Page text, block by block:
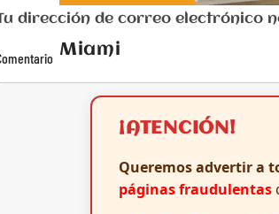
Tu dirección de correo electrónico
Comentario Miami
¡ATENCIÓN!
Queremos advertir
páginas fraudulentas